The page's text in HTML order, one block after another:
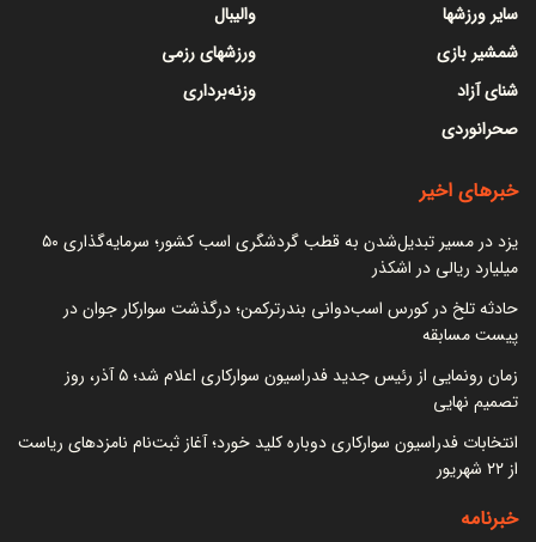
سایر ورزشها
شمشیر بازی
شنای آزاد
صحرانوردی
والیبال
ورزشهای رزمی
وزنه‌برداری
خبرهای اخیر
یزد در مسیر تبدیل‌شدن به قطب گردشگری اسب کشور؛ سرمایه‌گذاری ۵۰
میلیارد ریالی در اشکذر
حادثه تلخ در کورس اسب‌دوانی بندرترکمن؛ درگذشت سوارکار جوان در
پیست مسابقه
زمان رونمایی از رئیس جدید فدراسیون سوارکاری اعلام شد؛ ۵ آذر، روز
تصمیم نهایی
انتخابات فدراسیون سوارکاری دوباره کلید خورد؛ آغاز ثبت‌نام نامزدهای ریاست
از ۲۲ شهریور
خبرنامه